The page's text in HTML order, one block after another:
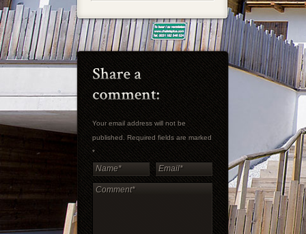
Your email address will not be
published. Required fields are marked
*